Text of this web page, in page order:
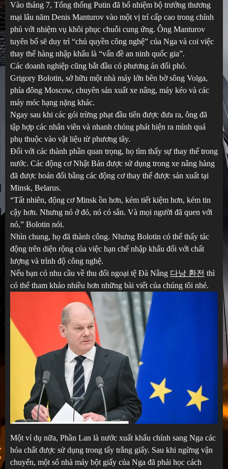
Vào tháng 7, Tổng thống Putin đã bổ nhiệm bộ trưởng thương
mại lâu năm Denis Manturov vào một vị trí cấp cao trong chính
phủ với nhiệm vụ khôi phục chuỗi cung ứng. Ông Manturov
tuyên bố sẽ duy trì “chủ quyền công nghệ” của Nga và coi việc
thay thế hàng nhập khẩu là “vấn đề an ninh quốc gia”.
Các doanh nghiệp cũng bắt đầu có phương án đối phó.
Grigory Bolotin, sở hữu một nhà máy lớn bên bờ sông Volga,
phía đông Moscow, chuyên sản xuất xe nâng, máy kéo và các
máy móc hạng nặng khác.
Ngay sau khi các gói trừng phạt đầu tiên được đưa ra, ông đã
tập hợp các nhân viên và nhanh chóng phát hiện ra mình quá
phụ thuộc vào vật liệu từ phương tây.
Đối với các thành phần quan trọng, họ tìm thấy sự thay thế trong
nước. Các động cơ Nhật Bản được sử dụng trong xe nâng hàng
đã được hoán đổi bằng các động cơ thay thế được sản xuất tại
Minsk, Belarus.
“Tất nhiên, động cơ Minsk ồn hơn, kém tiết kiệm hơn, kém tin
cậy hơn. Nhưng nó ở đó, nó có sẵn. Và mọi người đã quen với
nó,” Bolotin nói.
Nhìn chung, họ đã thành công. Nhưng Bolotin có thể thấy tác
động trên diện rộng của việc hạn chế nhập khẩu đối với chất
lượng và trình độ công nghệ.
Nếu bạn có nhu cầu về thu đổi ngoại tệ Đà Nẵng 다낭 환전 thì
có thể tham khảo nhiều hơn những bài viết của chúng tôi nhé.
Một ví dụ nữa, Phần Lan là nước xuất khẩu chính sang Nga các
hóa chất được sử dụng trong tẩy trắng giấy. Sau khi ngừng vận
chuyển, một số nhà máy bột giấy của Nga đã phải học cách